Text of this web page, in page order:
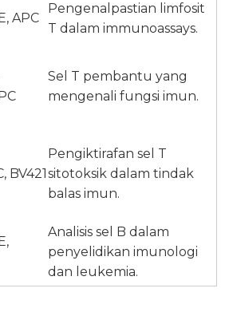
APC
Pengenalpastian limfosit
T dalam immunoassays.
Sel T pembantu yang
mengenali fungsi imun.
BV421
Pengiktirafan sel T
sitotoksik dalam tindak
balas imun.
Analisis sel B dalam
penyelidikan imunologi
dan leukemia.